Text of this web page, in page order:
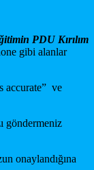
PDU Kırılım
gibi alanlar
accurate” ve
göndermeniz
onaylandığına